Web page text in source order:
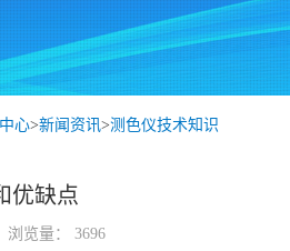
心>新闻资讯>测色仪技术知识
优缺点
浏览量： 3696